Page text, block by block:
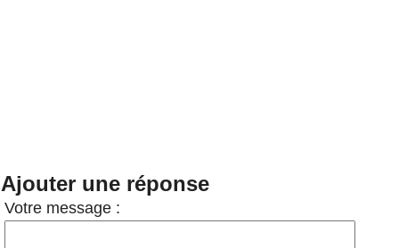
Ajouter une réponse
Votre message :